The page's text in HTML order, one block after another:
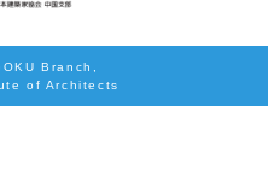
Branch,
of Architects